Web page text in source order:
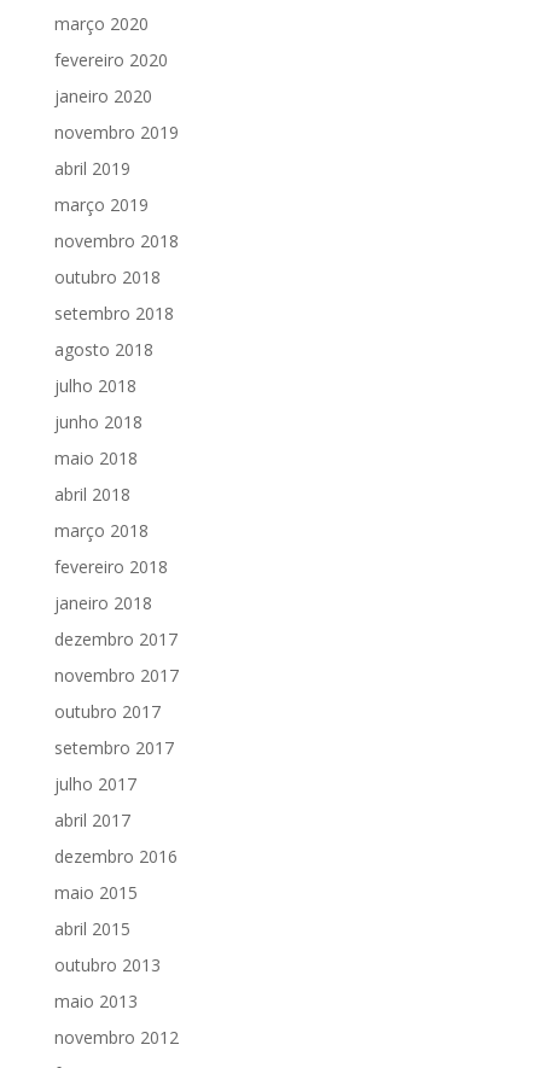
março 2020
fevereiro 2020
janeiro 2020
novembro 2019
abril 2019
março 2019
novembro 2018
outubro 2018
setembro 2018
agosto 2018
julho 2018
junho 2018
maio 2018
abril 2018
março 2018
fevereiro 2018
janeiro 2018
dezembro 2017
novembro 2017
outubro 2017
setembro 2017
julho 2017
abril 2017
dezembro 2016
maio 2015
abril 2015
outubro 2013
maio 2013
novembro 2012